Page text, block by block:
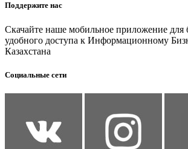
Поддержите нас
Скачайте наше мобильное приложение для
удобного доступа к Информационному
Казахстана
Социальные сети